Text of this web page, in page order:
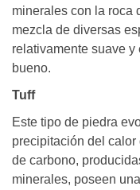
minerales con la roca
mezcla de diversas
relativamente suave
bueno.
Tuff
Este tipo de piedra
precipitación del
de carbono,
minerales, poseen